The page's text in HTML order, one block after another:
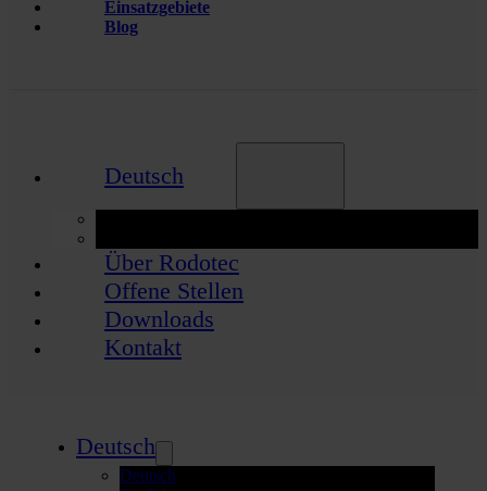
Einsatzgebiete
Blog
Deutsch
Über Rodotec
Offene Stellen
Downloads
Kontakt
Deutsch
Deutsch